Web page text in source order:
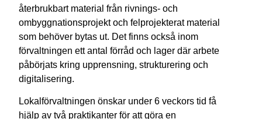
återbrukbart material från rivnings- och
ombyggnationsprojekt och felprojekterat material
som behöver bytas ut. Det finns också inom
förvaltningen ett antal förråd och lager där arbete
påbörjats kring upprensning, strukturering och
digitalisering.
Lokalförvaltningen önskar under 6 veckors tid få
hjälp av två praktikanter för att göra en